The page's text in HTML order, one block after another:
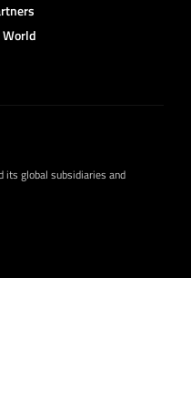
World
its global subsidiaries and